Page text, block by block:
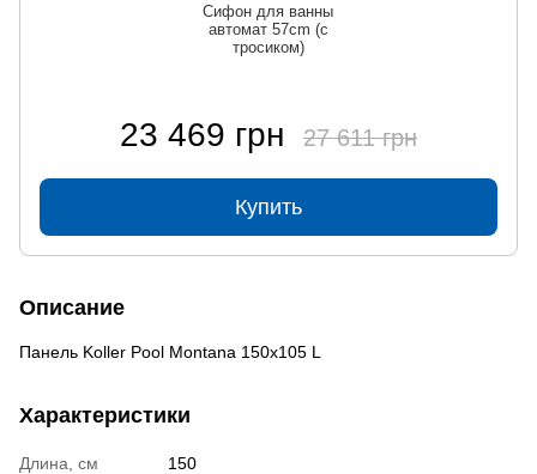
Сифон для ванны
автомат 57cm (с
тросиком)
23 469 грн 27 611 грн
Купить
Описание
Панель Koller Pool Montana 150х105 L
Характеристики
Длина, см
150